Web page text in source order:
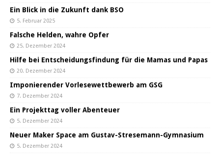
Ein Blick in die Zukunft dank BSO
5. Februar 2025
Falsche Helden, wahre Opfer
25. Dezember 2024
Hilfe bei Entscheidungsfindung für die Mamas und Papas
20. Dezember 2024
Imponierender Vorlesewettbewerb am GSG
7. Dezember 2024
Ein Projekttag voller Abenteuer
5. Dezember 2024
Neuer Maker Space am Gustav-Stresemann-Gymnasium
5. Dezember 2024